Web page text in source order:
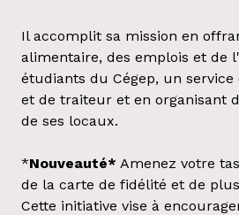
Il accomplit sa mission en
alimentaire, des emplois et de
étudiants du Cégep, un service
et de traiteur et en organisant
de ses locaux.
*Nouveauté* Amenez votre
de la carte de fidélité et de
Cette initiative vise à